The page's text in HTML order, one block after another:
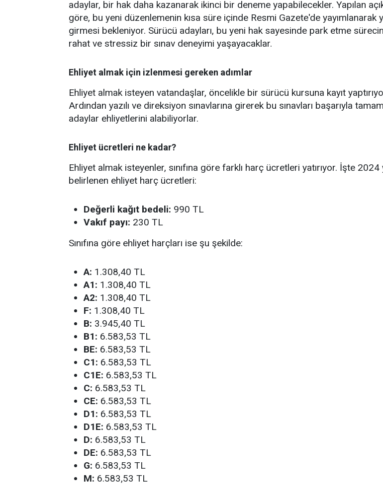
adaylar, bir hak daha kazanarak ikinci bir deneme yapabilecekler. Yapılan
göre, bu yeni düzenlemenin kısa süre içinde Resmi Gazete'de yayımlanarak
girmesi bekleniyor. Sürücü adayları, bu yeni hak sayesinde park etme
rahat ve stressiz bir sınav deneyimi yaşayacaklar.
Ehliyet almak için izlenmesi gereken adımlar
Ehliyet almak isteyen vatandaşlar, öncelikle bir sürücü kursuna kayıt
Ardından yazılı ve direksiyon sınavlarına girerek bu sınavları başarıyla
adaylar ehliyetlerini alabiliyorlar.
Ehliyet ücretleri ne kadar?
Ehliyet almak isteyenler, sınıfına göre farklı harç ücretleri yatırıyor. İşte 2024
belirlenen ehliyet harç ücretleri:
Değerli kağıt bedeli: 990 TL
Vakıf payı: 230 TL
Sınıfına göre ehliyet harçları ise şu şekilde:
A: 1.308,40 TL
A1: 1.308,40 TL
A2: 1.308,40 TL
F: 1.308,40 TL
B: 3.945,40 TL
B1: 6.583,53 TL
BE: 6.583,53 TL
C1: 6.583,53 TL
C1E: 6.583,53 TL
C: 6.583,53 TL
CE: 6.583,53 TL
D1: 6.583,53 TL
D1E: 6.583,53 TL
D: 6.583,53 TL
DE: 6.583,53 TL
G: 6.583,53 TL
M: 6.583,53 TL